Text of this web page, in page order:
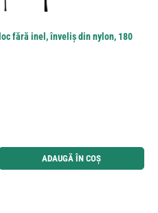
fără inel, înveliș din nylon, 180
utilizați butoanele pentru a mări sau micșora
ADAUGĂ ÎN COȘ